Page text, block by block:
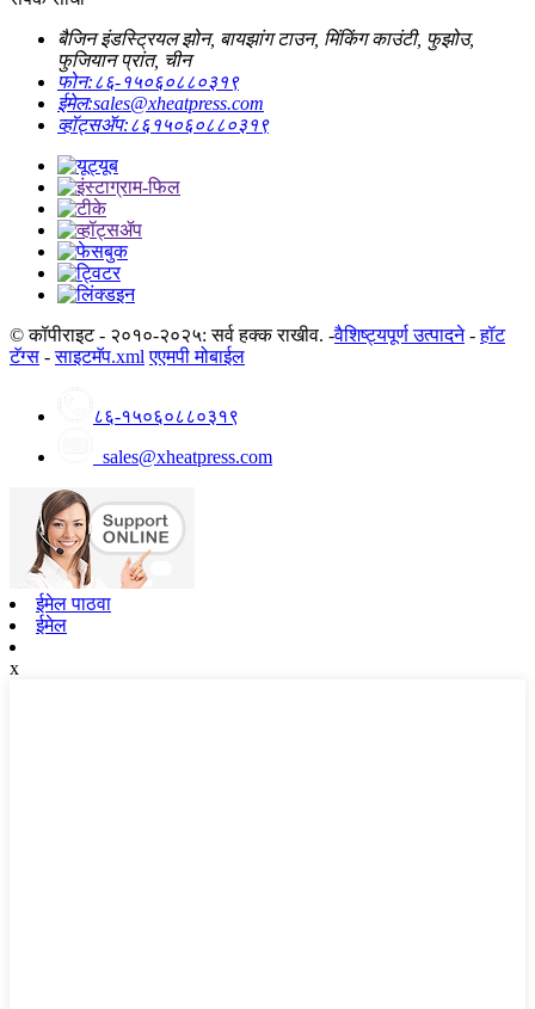
बैजिन इंडस्ट्रियल झोन, बायझांग टाउन, मिंकिंग काउंटी, फुझोउ,
फुजियान प्रांत, चीन
फोन:८६-१५०६०८८०३१९
ईमेल:sales@xheatpress.com
व्हॉट्सॲप:८६१५०६०८८०३१९
© कॉपीराइट - २०१०-२०२५: सर्व हक्क राखीव. -वैशिष्ट्यपूर्ण उत्पादने-हॉट
टॅग्स -साइटमॅप.xml एएमपी मोबाईल
८६-१५०६०८८०३१९
sales@xheatpress.com
ईमेल पाठवा
ईमेल
x